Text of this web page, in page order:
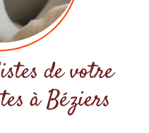
de votre
à Béziers